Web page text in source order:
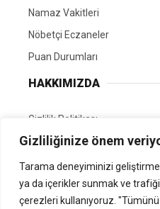
Gizliliğinize önem
Tarama deneyiminizi
ya da içerikler sunmak ve
çerezleri kullanıyoruz.
Namaz Vakitleri
Nöbetçi Eczaneler
Puan Durumları
HAKKIMIZDA
Gizlilik Politikası
GÖNÜLLÜ EDİTÖRÜMÜZ OL
Tüm Hakları Saklıdır. |